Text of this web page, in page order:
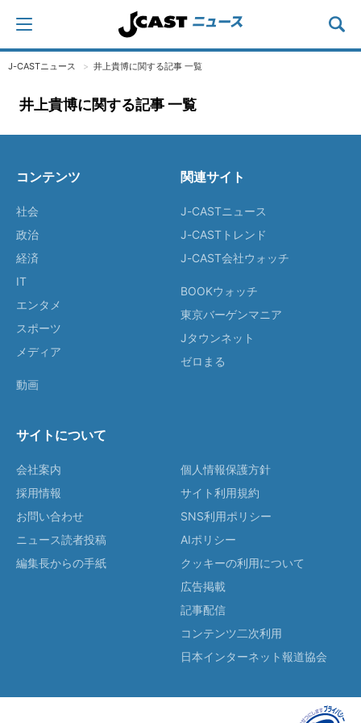
J-CASTニュース 井上貴博に関する記事 一覧
井上貴博に関する記事 一覧
コンテンツ
社会
政治
経済
IT
エンタメ
スポーツ
メディア
動画
関連サイト
J-CASTニュース
J-CASTトレンド
J-CAST会社ウォッチ
BOOKウォッチ
東京バーゲンマニア
Jタウンネット
ゼロまる
サイトについて
会社案内
採用情報
お問い合わせ
ニュース読者投稿
編集長からの手紙
個人情報保護方針
サイト利用規約
SNS利用ポリシー
AIポリシー
クッキーの利用について
広告掲載
記事配信
コンテンツ二次利用
日本インターネット報道協会